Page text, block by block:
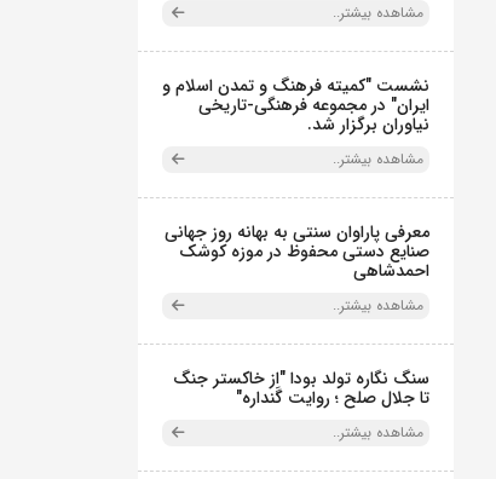
مشاهده بیشتر..
نشست "کمیته فرهنگ و تمدن اسلام و
ایران" در مجموعه فرهنگی‌-تاریخی
نیاوران برگزار شد.
مشاهده بیشتر..
معرفی پاراوان سنتی به بهانه روز جهانی
صنایع دستی محفوظ در موزه کوشک
احمدشاهی
مشاهده بیشتر..
سنگ نگاره تولد بودا "از خاکستر جنگ
تا جلال صلح ؛ روایت گَنداره"
مشاهده بیشتر..